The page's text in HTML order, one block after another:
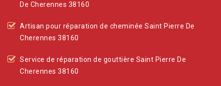
De Cherennes 38160
Artisan pour réparation de cheminée Saint Pierre De
Cherennes 38160
Service de réparation de gouttière Saint Pierre De
Cherennes 38160